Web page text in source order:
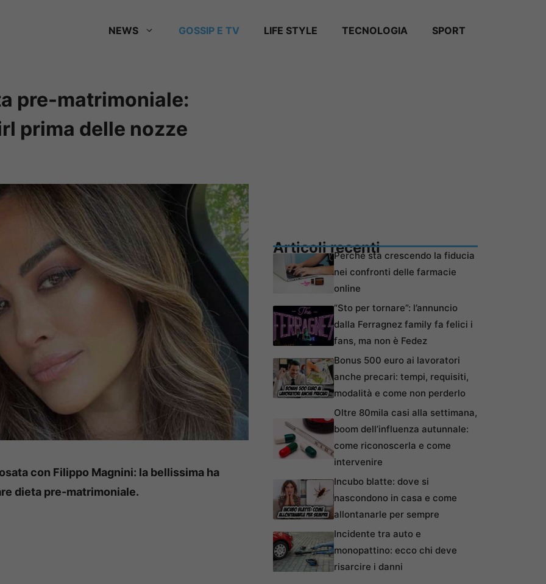
NEWS GOSSIP E TV LIFE STYLE TECNOLOGIA SPORT
pre-matrimoniale:
prima delle nozze
con Filippo Magnini: la bellissima ha
dieta pre-matrimoniale.
Articoli recentiPerché sta crescendo la fiducia
nei confronti delle farmacie
online
“Sto per tornare”: l’annuncio
dalla Ferragnez family fa felici i
fans, ma non è Fedez
Bonus 500 euro ai lavoratori
anche precari: tempi, requisiti,
modalità e come non perderlo
Oltre 80mila casi alla settimana,
boom dell’influenza autunnale:
come riconoscerla e come
intervenire
Incubo blatte: dove si
nascondono in casa e come
allontanarle per sempre
Incidente tra auto e
monopattino: ecco chi deve
risarcire i danni